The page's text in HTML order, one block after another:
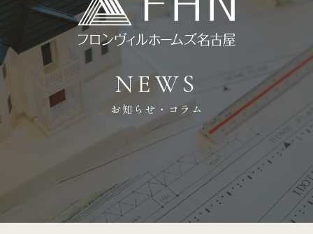
FEATURE
私たちの特徴
REFORM
DESIGN
デザイン・性能
EVENT
見学会・イベント情報
NEWS
お知らせ・コラム